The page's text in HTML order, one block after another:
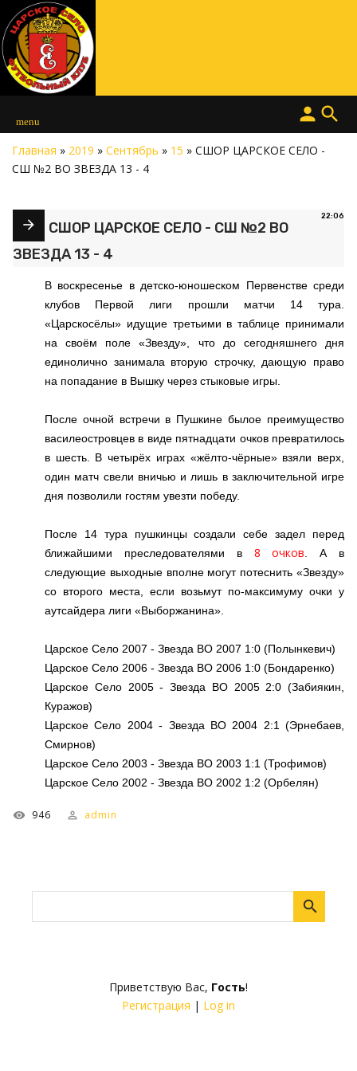
menu search
person
Приветствую Вас, Гость!
Регистрация | Log in
Главная » 2019 » Сентябрь » 15 » СШОР ЦАРСКОЕ СЕЛО -
СШ №2 ВО ЗВЕЗДА 13 - 4
22:06
СШОР ЦАРСКОЕ СЕЛО - СШ №2 ВО
ЗВЕЗДА 13 - 4
В воскресенье в детско-юношеском Первенстве среди
клубов Первой лиги прошли матчи 14 тура.
«Царскосёлы» идущие третьими в таблице принимали
на своём поле «Звезду», что до сегодняшнего дня
единолично занимала вторую строчку, дающую право
на попадание в Вышку через стыковые игры.
После очной встречи в Пушкине былое преимущество
василеостровцев в виде пятнадцати очков превратилось
в шесть. В четырёх играх «жёлто-чёрные» взяли верх,
один матч свели вничью и лишь в заключительной игре
дня позволили гостям увезти победу.
После 14 тура пушкинцы создали себе задел перед
ближайшими преследователями в 8 очков . А в
следующие выходные вполне могут потеснить «Звезду»
со второго места, если возьмут по-максимуму очки у
аутсайдера лиги «Выборжанина».
Царское Село 2007 - Звезда ВО 2007 1:0 (Полынкевич)
Царское Село 2006 - Звезда ВО 2006 1:0 (Бондаренко)
Царское Село 2005 - Звезда ВО 2005 2:0 (Забиякин,
Куражов)
Царское Село 2004 - Звезда ВО 2004 2:1 (Эрнебаев,
Смирнов)
Царское Село 2003 - Звезда ВО 2003 1:1 (Трофимов)
Царское Село 2002 - Звезда ВО 2002 1:2 (Орбелян)
946 admin